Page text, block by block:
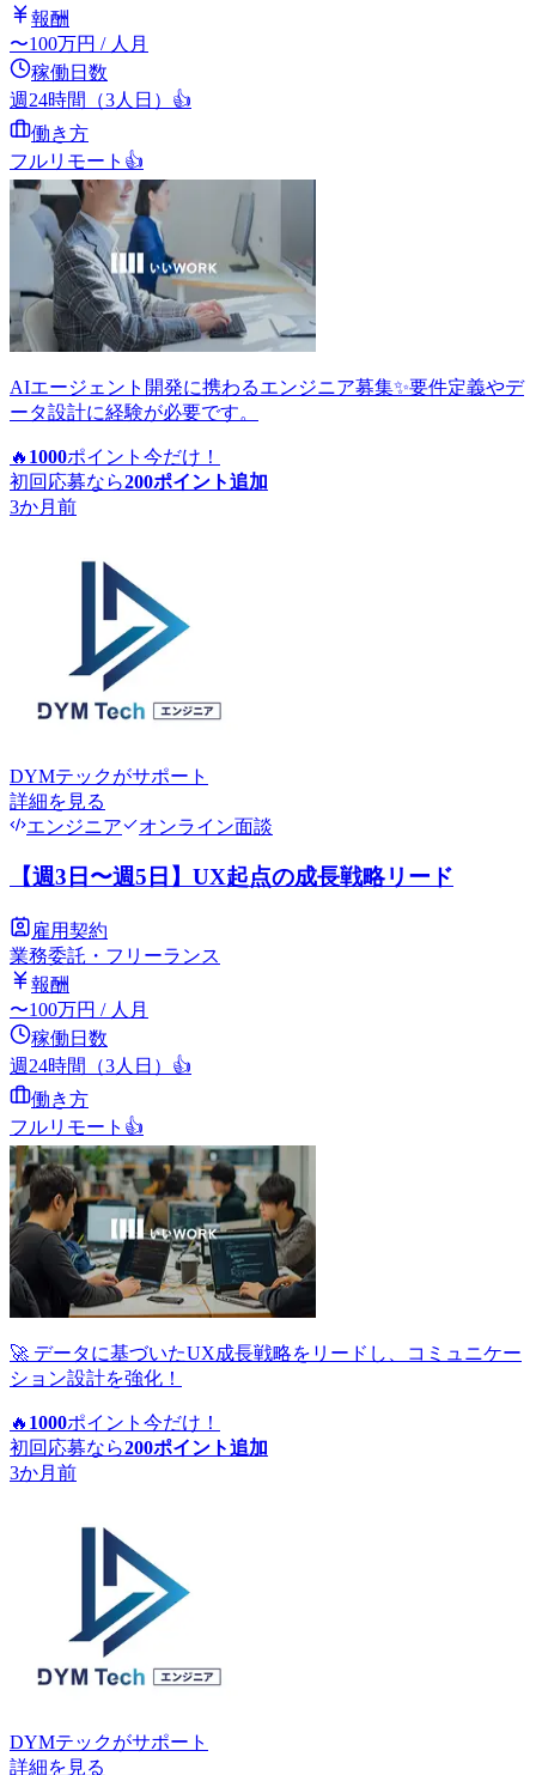
報酬
〜100万円 / 人月
稼働日数
週24時間（3人日） 👍
働き方
フルリモート 👍
AIエージェント開発に携わるエンジニア募集✨要件定義やデ
ータ設計に経験が必要です。
🔥 1000ポイント 今だけ！
初回応募なら200ポイント追加
3か月前
DYMテックがサポート
詳細を見る
エンジニア
オンライン面談
【週3日〜週5日】UX起点の成長戦略リード
雇用契約
業務委託・フリーランス
報酬
〜100万円 / 人月
稼働日数
週24時間（3人日） 👍
働き方
フルリモート 👍
🚀 データに基づいたUX成長戦略をリードし、コミュニケー
ション設計を強化！
🔥 1000ポイント 今だけ！
初回応募なら200ポイント追加
3か月前
DYMテックがサポート
詳細を見る